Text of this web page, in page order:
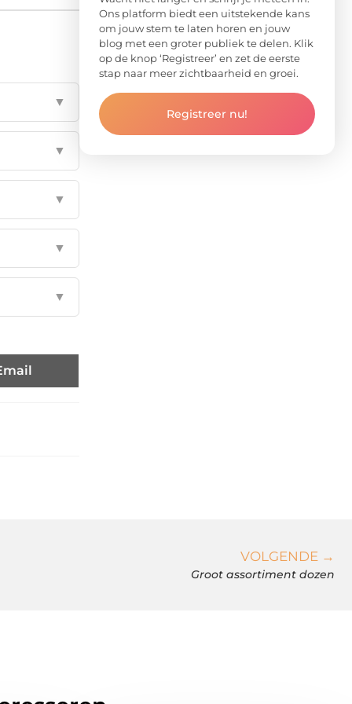
▼
▼
▼
▼
▼
Ons platform biedt een uitstekende kans
om jouw stem te laten horen en jouw
blog met een groter publiek te delen. Klik
op de knop ‘Registreer’ en zet de eerste
stap naar meer zichtbaarheid en groei.
Registreer nu!
VOLGENDE →
Groot assortiment dozen